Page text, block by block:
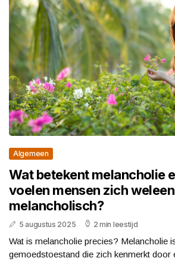
Algemeen
Wat betekent melancholie
voelen mensen zich
melancholisch?
5 augustus 2025 2 min leestijd
Wat is melancholie precies? Melancholie
gemoedstoestand die zich kenmerkt door